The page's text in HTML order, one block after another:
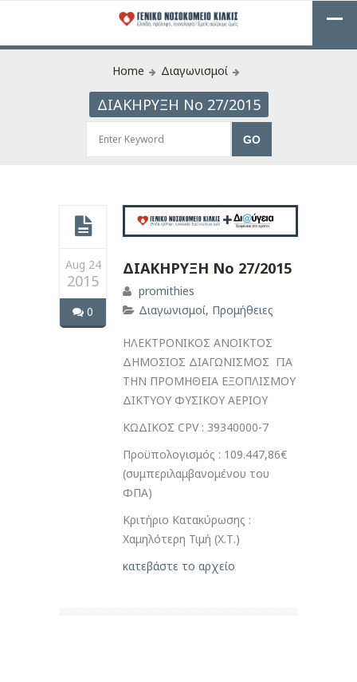
Home Διαγωνισμοί
ΔΙΑΚΗΡΥΞΗ Νο 27/2015
Aug 24
2015
0
ΔΙΑΚΗΡΥΞΗ Νο 27/2015
promithies
Διαγωνισμοί, Προμήθειες
ΗΛΕΚΤΡΟΝΙΚΟΣ ΑΝΟΙΚΤΟΣ
ΔΗΜΟΣΙΟΣ ΔΙΑΓΩΝΙΣΜΟΣ ΓΙΑ
ΤΗΝ ΠΡΟΜΗΘΕΙΑ ΕΞΟΠΛΙΣΜΟΥ
ΔΙΚΤΥΟΥ ΦΥΣΙΚΟΥ ΑΕΡΙΟΥ
ΚΩΔΙΚΟΣ CPV : 39340000-7
Προϋπολογισμός : 109.447,86€
(συμπεριλαμβανομένου του
ΦΠΑ)
Κριτήριο Κατακύρωσης :
Χαμηλότερη Τιμή (Χ.Τ.)
κατεβάστε το αρχείο